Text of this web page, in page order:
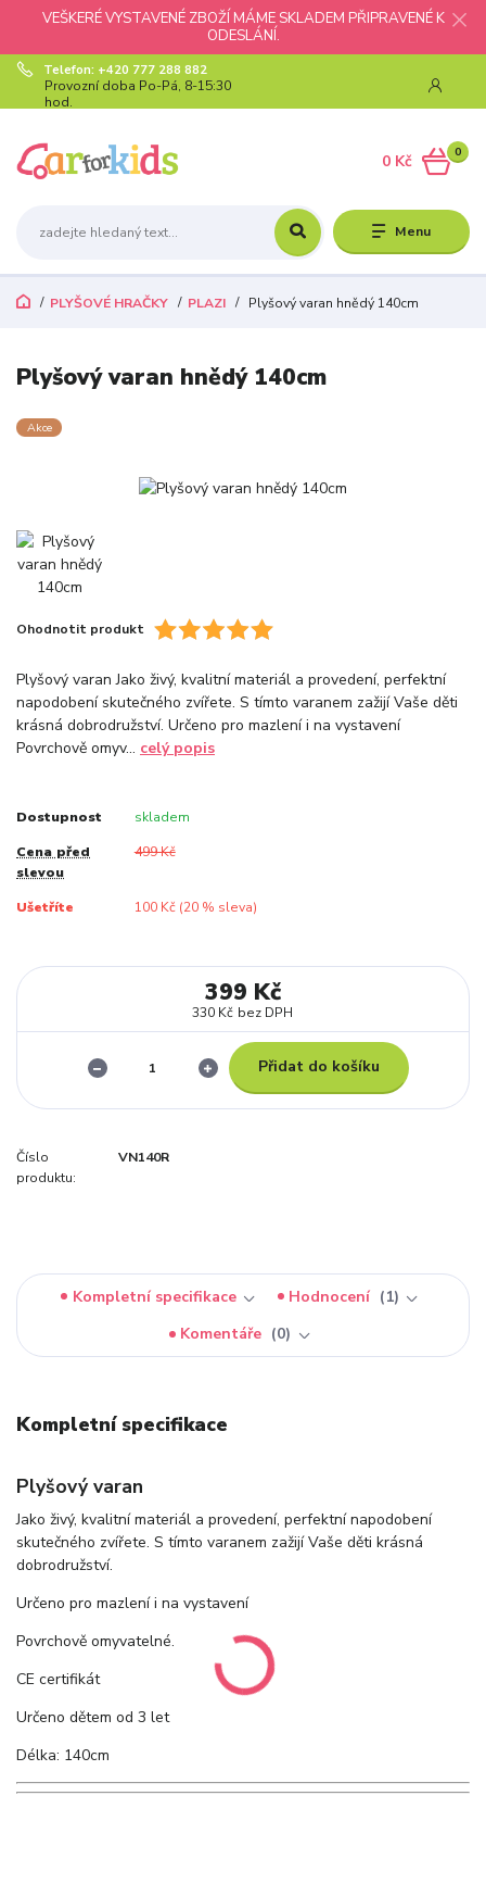
VEŠKERÉ VYSTAVENÉ ZBOŽÍ MÁME SKLADEM PŘIPRAVENÉ K
ODESLÁNÍ.
Menu
Telefon: +420 777 288 882
Provozní doba Po-Pá, 8-15:30
hod.
0
0 Kč
PLYŠOVÉ HRAČKY PLAZI Plyšový varan hnědý 140cm
Plyšový varan hnědý 140cm
Akce
Ohodnotit produkt
Plyšový varan Jako živý, kvalitní materiál a provedení, perfektní
napodobení skutečného zvířete. S tímto varanem zažijí Vaše děti
krásná dobrodružství. Určeno pro mazlení i na vystavení
Povrchově omyv... celý popis
Dostupnost skladem
Cena před
slevou
499 Kč
Ušetříte 100 Kč (20% sleva)
399 Kč
330 Kč bez DPH
Přidat do košíku
Číslo
produktu:
VN140R
Kompletní specifikace Hodnocení
1
Komentáře
0
Kompletní specifikace
Plyšový varan
Jako živý, kvalitní materiál a provedení, perfektní napodobení
skutečného zvířete. S tímto varanem zažijí Vaše děti krásná
dobrodružství.
Určeno pro mazlení i na vystavení
Povrchově omyvatelné.
CE certifikát
Určeno dětem od 3 let
Délka: 140cm